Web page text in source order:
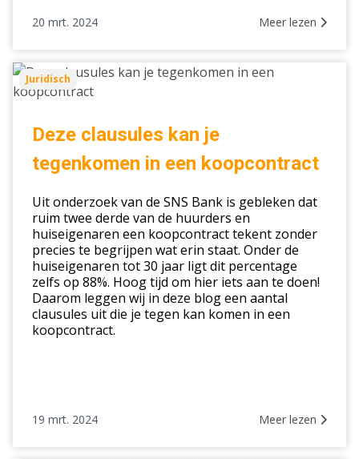
20 mrt. 2024 Meer lezen
Deze
clausules
koopcontract
Juridisch
Deze clausules kan je
tegenkomen in een koopcontract
Uit onderzoek van de SNS Bank is gebleken dat
ruim twee derde van de huurders en
huiseigenaren een koopcontract tekent zonder
precies te begrijpen wat erin staat. Onder de
huiseigenaren tot 30 jaar ligt dit percentage
zelfs op 88%. Hoog tijd om hier iets aan te doen!
Daarom leggen wij in deze blog een aantal
clausules uit die je tegen kan komen in een
koopcontract.
19 mrt. 2024 Meer lezen